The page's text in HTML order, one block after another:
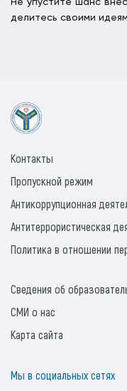
Не упустите шанс
делитесь своими
Контакты
Пропускной режим
Антикоррупционная
Антитеррористическая
Политика в отношении
Сведения об
СМИ о нас
Карта сайта
Мы в социальных сетях